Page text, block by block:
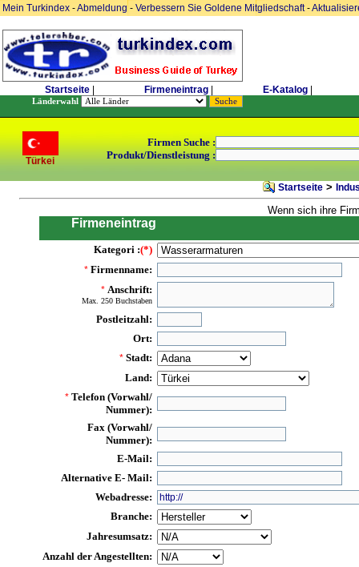
Mein Turkindex -Abmeldung- Verbessern Sie Goldene Mitgliedschaft-
Startseite Firmeneintrag E-Katalog
Länderwahl
Türkei
Firmen Suche :
Produkt/Dienstleistung :
Startseite >
Wenn sich ihre
Firmeneintrag
Kategori :(*)
* Firmenname:
* Anschrift:
Max. 250 Buchstaben
Postleitzahl:
Ort:
* Stadt:
Land:
* Telefon (Vorwahl/
Nummer):
Fax (Vorwahl/
Nummer):
E-Mail:
Alternative E- Mail:
Webadresse:
Branche:
Jahresumsatz:
Anzahl der Angestellten: